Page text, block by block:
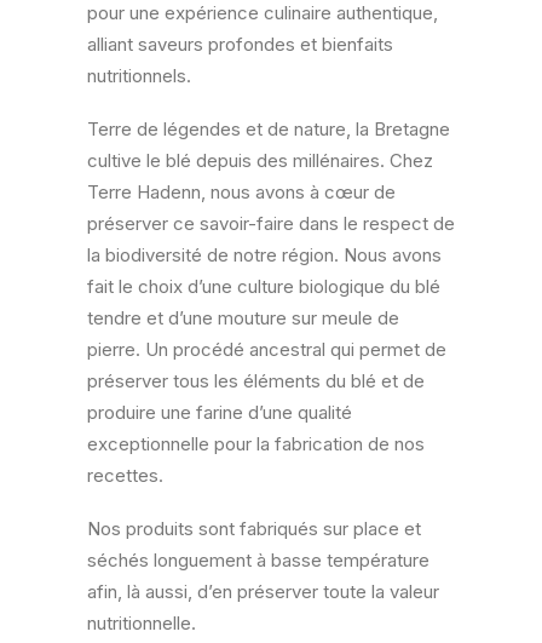
pour une expérience culinaire authentique,
alliant saveurs profondes et bienfaits
nutritionnels.
Terre de légendes et de nature, la Bretagne
cultive le blé depuis des millénaires. Chez
Terre Hadenn, nous avons à cœur de
préserver ce savoir-faire dans le respect de
la biodiversité de notre région. Nous avons
fait le choix d’une culture biologique du blé
tendre et d’une mouture sur meule de
pierre. Un procédé ancestral qui permet de
préserver tous les éléments du blé et de
produire une farine d’une qualité
exceptionnelle pour la fabrication de nos
recettes.
Nos produits sont fabriqués sur place et
séchés longuement à basse température
afin, là aussi, d’en préserver toute la valeur
nutritionnelle.